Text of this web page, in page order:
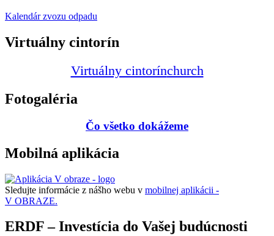
Kalendár zvozu odpadu
Virtuálny cintorín
Virtuálny cintorínchurch
Fotogaléria
Čo všetko dokážeme
Mobilná aplikácia
Sledujte informácie z nášho webu v mobilnej aplikácii -
V OBRAZE.
ERDF – Investícia do Vašej budúcnosti